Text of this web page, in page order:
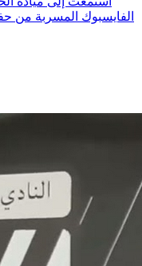
الفايسبوك المسربة من